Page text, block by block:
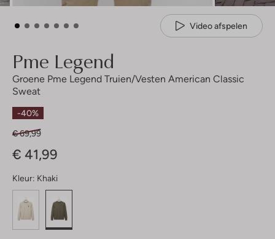
Video afspelen
Pme Legend
Groene Pme Legend Truien/vesten American Classic
Sweat
-40%
€ 69,99
€ 41,99
Kleur: Khaki